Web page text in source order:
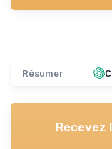
Résumer
Recevez